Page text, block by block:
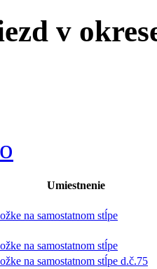
v
Umiestnenie
na samostatnom stĺpe
na samostatnom stĺpe
na samostatnom stĺpe d.č.75